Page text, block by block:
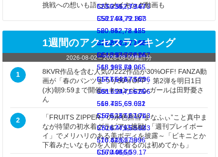
C556.562,79.673
558.743,79.167
560.652,78.425
C562.623,77.658
564.297,76.634
565.965,74.965
C567.633,73.296
568.659,71.625
569.425,69.651
C570.167,67.743
570.674,65.562
570.82,62.369
C570.966,59.17
523.338,73.347
C521.94,72.803
520.942,72.155
519.894,71.106
C518.846,70.057
518.197,69.06
517.654,67.663
C517.244,66.606
516.755,65.022
516.623,62.101
C516.479,58.943
516.448,57.996
516.448,50
挑戦への想いも語ったメイキング動画も
1週間のアクセスランキング
2026-08-02～2026-08-09集計分
1
8KVR作品を含む人気の222作品が30%OFF! FANZA動
画が「春のパンツまつり30％OFF」第2弾を明日1日
(水)朝9:59まで開催～キャンペーンガールは田野憂さ
ん
2
「FRUITS ZIPPER」の水色担当“まなふぃ”こと真中ま
なが待望の初水着グラビアに挑戦! 「週刊プレイボー
イ」でメリハリのある美ボディを披露～「ビキニとか
下着みたいなものを人前で着るのは初めてかも」